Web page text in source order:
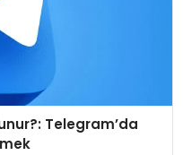
Telegram’da